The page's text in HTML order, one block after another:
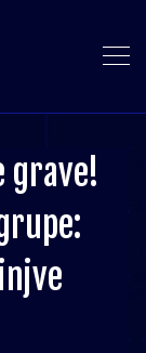
grave!